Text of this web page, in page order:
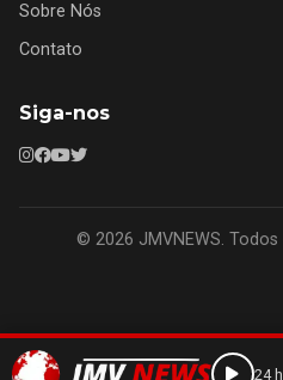
24
Sobre Nós
Contato
Siga-nos
© 2026 JMVNEWS.